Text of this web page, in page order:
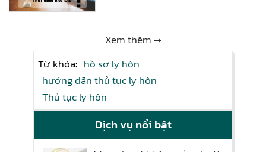
Xem thêm →
Từ khóa: hồ sơ ly hôn
hướng dẫn thủ tục ly hôn
Thủ tục ly hôn
Dịch vụ nổi bật